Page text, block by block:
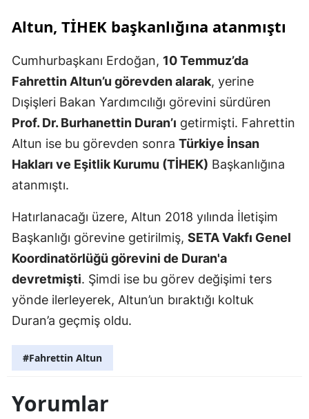
Altun, TİHEK başkanlığına atanmıştı
Cumhurbaşkanı Erdoğan, 10 Temmuz’da
Fahrettin Altun’u görevden alarak, yerine
Dışişleri Bakan Yardımcılığı görevini sürdüren
Prof. Dr. Burhanettin Duran’ı getirmişti. Fahrettin
Altun ise bu görevden sonra Türkiye İnsan
Hakları ve Eşitlik Kurumu (TİHEK) Başkanlığına
atanmıştı.
Hatırlanacağı üzere, Altun 2018 yılında İletişim
Başkanlığı görevine getirilmiş, SETA Vakfı Genel
Koordinatörlüğü görevini de Duran'a
devretmişti. Şimdi ise bu görev değişimi ters
yönde ilerleyerek, Altun’un bıraktığı koltuk
Duran’a geçmiş oldu.
#Fahrettin Altun
Yorumlar